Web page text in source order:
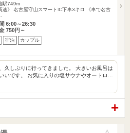
駅749m
速》 名古屋守山スマートIC下車3キロ 《車で名古
6:00～26:30
750円～
宿泊 カップル
久しぶりに行ってきました。 大きいお風呂は
いです。 お気に入りの塩サウナやオートロ…